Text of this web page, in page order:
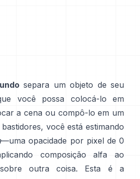
separa um objeto de seu
você possa colocá-lo em
a cena ou compô-lo em um
você está estimando
—uma opacidade por pixel de 0
composição alfa ao
outra coisa. Esta é a